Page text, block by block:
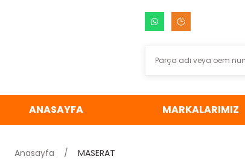
ANASAYFA MARKALARIMIZ
Anasayfa MASERAT